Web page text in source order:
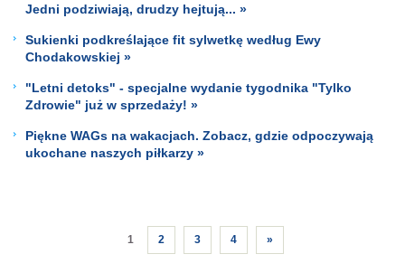
Jedni podziwiają, drudzy hejtują... »
Sukienki podkreślające fit sylwetkę według Ewy
Chodakowskiej »
"Letni detoks" - specjalne wydanie tygodnika "Tylko
Zdrowie" już w sprzedaży! »
Piękne WAGs na wakacjach. Zobacz, gdzie odpoczywają
ukochane naszych piłkarzy »
1 2 3 4 »